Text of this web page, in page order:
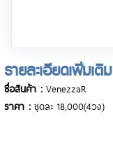
รายละเอียดเพิ่มเติม
ชื่อสินค้า : VenezzaR
ราคา : ชุดละ 18,000(4วง)